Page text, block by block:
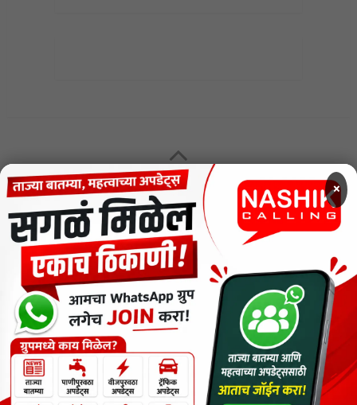
MENU
CODE OF ETHICS FOR DIGITAL NEWS WEBSITES
Contact Us
Privacy Policy
Short News
ThemeNcode PDF Viewer SC [Do not Delete]
वाचकांना विनम्र सूचना
×